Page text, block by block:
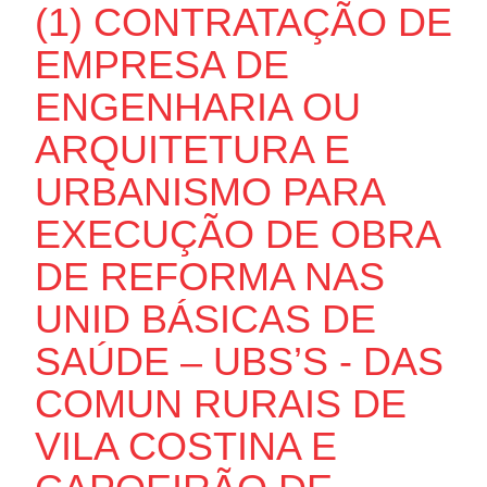
(1) CONTRATAÇÃO DE
EMPRESA DE
ENGENHARIA OU
ARQUITETURA E
URBANISMO PARA
EXECUÇÃO DE OBRA
DE REFORMA NAS
UNID BÁSICAS DE
SAÚDE – UBS’S - DAS
COMUN RURAIS DE
VILA COSTINA E